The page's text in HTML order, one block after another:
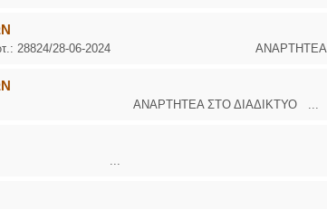
06-2024 ΑΝΑΡΤΗΤΕΑ ΣΤΟ
2024 ΑΝΑΡΤΗΤΕΑ ΣΤΟ ΔΙΑΔΙΚΤΥΟ ...